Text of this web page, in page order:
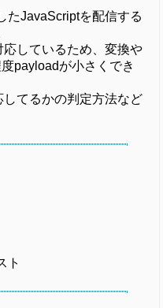
たJavaScriptを配信する
しているため、変換や
payloadが小さくでき
てるかの判定方法など
ト